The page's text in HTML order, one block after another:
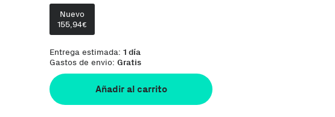
Nuevo
155,94€
Entrega estimada: 1 día
Gastos de envio: Gratis
Añadir al carrito